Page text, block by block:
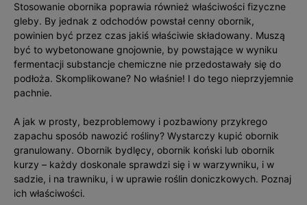
Stosowanie obornika poprawia również właściwości fizyczne
gleby. By jednak z odchodów powstał cenny obornik,
powinien być przez czas jakiś właściwie składowany. Muszą
być to wybetonowane gnojownie, by powstające w wyniku
fermentacji substancje chemiczne nie przedostawały się do
podłoża. Skomplikowane? No właśnie! I do tego nieprzyjemnie
pachnie.
A jak w prosty, bezproblemowy i pozbawiony przykrego
zapachu sposób nawozić rośliny? Wystarczy kupić obornik
granulowany. Obornik bydlęcy, obornik koński lub obornik
kurzy – każdy doskonale sprawdzi się i w warzywniku, i w
sadzie, i na trawniku, i w uprawie roślin doniczkowych. Poznaj
ich właściwości.